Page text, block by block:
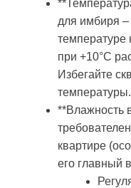
для имбиря –
температуре
при +10°C
Избегайте
температуры.
**Влажность
квартире
его главный